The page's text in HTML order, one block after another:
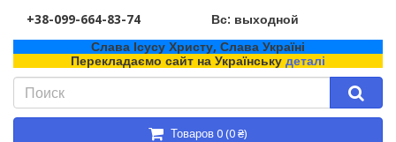
+38-099-664-83-74
Вс: выходной
Слава Ісусу Христу, Слава Україні
Перекладаємо сайт на Українську деталі
Товаров 0 (0 ₴)